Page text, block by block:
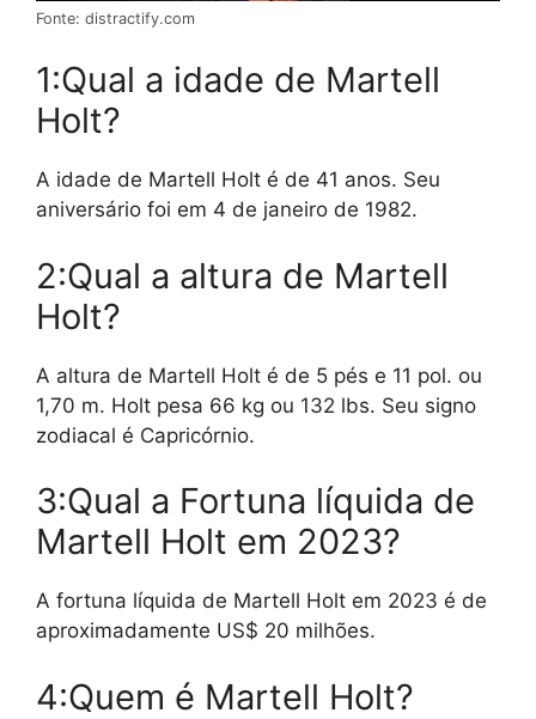
Fonte: distractify.com
1:Qual a idade de Martell
Holt?
A idade de Martell Holt é de 41 anos. Seu
aniversário foi em 4 de janeiro de 1982.
2:Qual a altura de Martell
Holt?
A altura de Martell Holt é de 5 pés e 11 pol. ou
1,70 m. Holt pesa 66 kg ou 132 lbs. Seu signo
zodiacal é Capricórnio.
3:Qual a Fortuna líquida de
Martell Holt em 2023?
A fortuna líquida de Martell Holt em 2023 é de
aproximadamente US$ 20 milhões.
4:Quem é Martell Holt?